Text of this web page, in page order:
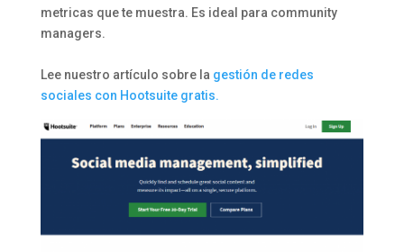
metricas que te muestra. Es ideal para community
managers.
Lee nuestro artículo sobre la gestión de redes
sociales con Hootsuite gratis.